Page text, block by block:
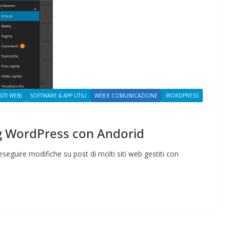
WEB) SOFTWARE & APP UTILI WEB E COMUNICAZIONE WORDPRESS
WordPress con Andorid
modifiche su post di molti siti web gestiti con
50 DI 50
Balsamo
Rilassarsi e